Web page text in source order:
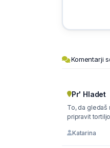
Komentarji
Pr' Hladet
To, da gledaš
pripravit
Katarina